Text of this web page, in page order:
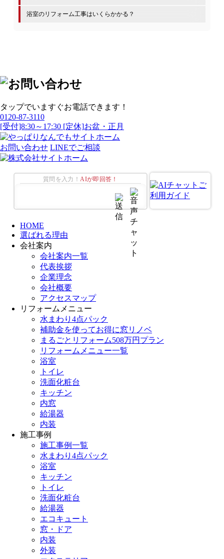
浴室のリフォーム工事はいくらかかる？
タップでいますぐお電話できます！
0120-87-3110
[受付]8:30～17:30 [定休]お盆・正月
お問い合わせ LINEでご相談
質問を入力！AIが即回答！
HOME
選ばれる理由
会社案内
会社案内一覧
代表挨拶
企業理念
会社概要
アクセスマップ
リフォームメニュー
水まわり4点パック
補助金を使ってお得に窓リノベ
まるごとリフォーム508万円プラン
リフォームメニュー一覧
浴室
トイレ
洗面化粧台
キッチン
内窓
給湯器
内装
施工事例
施工事例一覧
水まわり4点パック
浴室
キッチン
トイレ
洗面化粧台
給湯器
エコキュート
窓・ドア
内装
外装